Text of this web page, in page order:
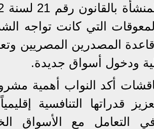
التي كانت تواجه
المصدرين المصريين
ودخول أسواق جديدة.
أكد النواب أهمية
قدراتها التنافسية
التعامل مع الأسواق